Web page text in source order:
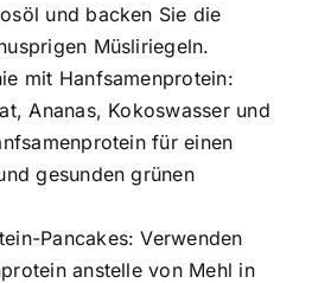
und backen Sie die
Müsliriegeln.
mit Hanfsamenprotein:
Ananas, Kokoswasser und
für einen
gesunden grünen
Pancakes: Verwenden
anstelle von Mehl in